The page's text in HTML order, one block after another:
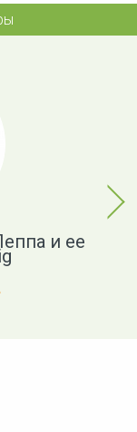
и ее
Next